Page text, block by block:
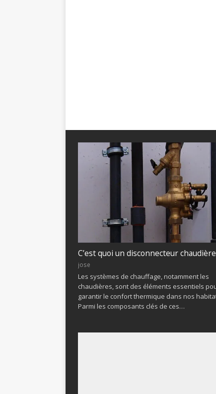
C’est quoi un disconnecteur
jose
Les systèmes de chauffage, notamment les
chaudières, sont des éléments essentiels
garantir le confort thermique dans nos
Parmi les composants clés de ces…